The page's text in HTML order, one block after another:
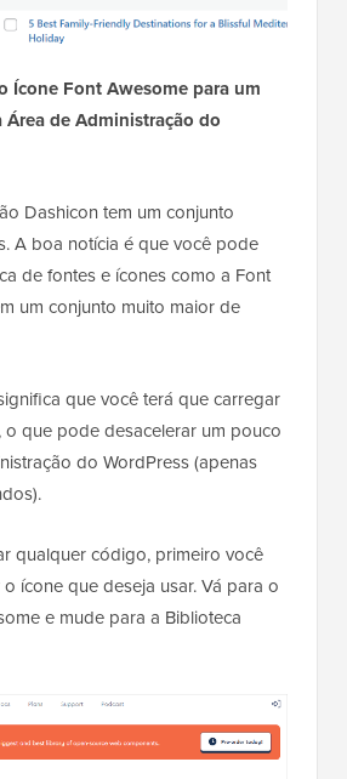
Ícone Font Awesome para um
de Administração do
Dashicon tem um conjunto
A boa notícia é que você pode
de fontes e ícones como a Font
um conjunto muito maior de
que você terá que carregar
que pode desacelerar um pouco
do WordPress (apenas
qualquer código, primeiro você
ícone que deseja usar. Vá para o
e mude para a Biblioteca